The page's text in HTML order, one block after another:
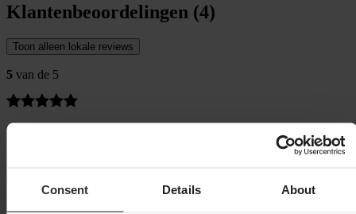
Consent Details About
Klantenbeoordelingen (4)
Toon alleen lokale reviews
5 van de 5
Gebaseerd op 4 beoordelingen
4